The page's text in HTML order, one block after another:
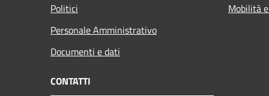
Politici
Personale Amministrativo
Documenti e dati
Mobilità
CONTATTI